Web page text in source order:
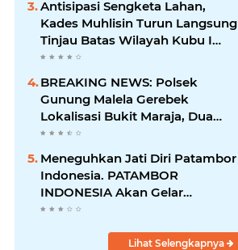
Antisipasi Sengketa Lahan,
Kades Muhlisin Turun Langsung
Tinjau Batas Wilayah Kubu I
yang Diduga Diserobot PT Jatim
BREAKING NEWS: Polsek
Gunung Malela Gerebek
Lokalisasi Bukit Maraja, Dua
Perempuan Menangis Saat
Diciduk Bersama Sabu
Meneguhkan Jati Diri Patambor
Indonesia. PATAMBOR
INDONESIA Akan Gelar
RAKERNAS II Di Jakarta.
Lihat Selengkapnya